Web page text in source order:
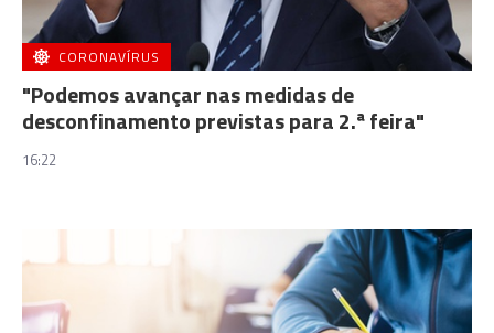
CORONAVÍRUS
"Podemos avançar nas medidas de
desconfinamento previstas para 2.ª feira"
16:22